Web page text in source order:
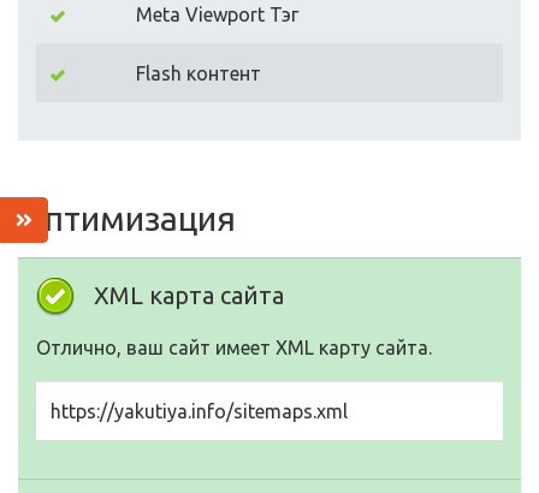
Meta Viewport Тэг
Flash контент
Оптимизация
XML карта сайта
Отлично, ваш сайт имеет XML карту сайта.
https://yakutiya.info/sitemaps.xml